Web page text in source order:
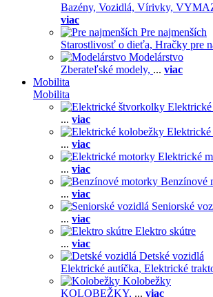
Bazény, Vozidlá, Vírivky,
viac
Pre najmenších
Starostlivosť o dieťa, Hračky pre
Modelárstvo
Zberateľské modely, ... viac
Mobilita
Mobilita
... viac
... viac
Elektrické
... viac
Benzínové
... viac
Seniorské
... viac
Elektro skútre
... viac
Detské vozidlá
Elektrické autíčka, Elektrické
Kolobežky
KOLOBEŽKY, ... viac